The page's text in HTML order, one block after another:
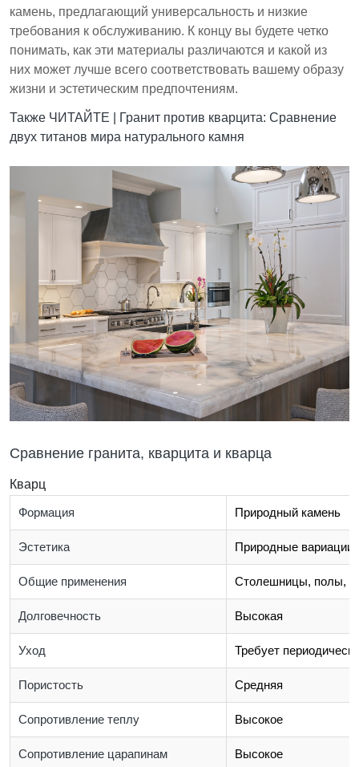
камень, предлагающий универсальность и низкие
требования к обслуживанию. К концу вы будете четко
понимать, как эти материалы различаются и какой из
них может лучше всего соответствовать вашему образу
жизни и эстетическим предпочтениям.
Также ЧИТАЙТЕ |
Гранит против кварцита: Сравнение
двух титанов мира натурального камня
Сравнение гранита, кварцита и кварца
Кварц
Формация Природный камень
Эстетика Природные вариации
Общие применения Столешницы, полы,
Долговечность Высокая
Уход Требует
Пористость Средняя
Сопротивление теплу Высокое
Сопротивление царапинам Высокое